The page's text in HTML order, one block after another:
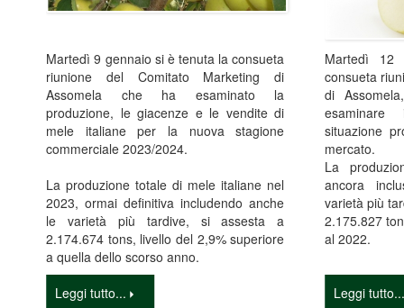
Martedì 9 gennaio si è tenuta la consueta
riunione del Comitato Marketing di
Assomela che ha esaminato la
produzione, le giacenze e le vendite di
mele italiane per la nuova stagione
commerciale 2023/2024.
La produzione totale di mele italiane nel
2023, ormai definitiva includendo anche
le varietà più tardive, si assesta a
2.174.674 tons, livello del 2,9% superiore
a quella dello scorso anno.
Leggi tutto...
Martedì
consueta
di
situazione
mercato.
La
ancora
varietà più
2.175.827
al 2022.
Leggi